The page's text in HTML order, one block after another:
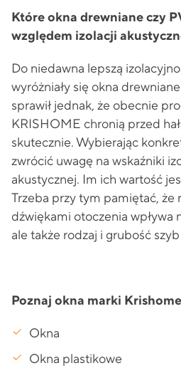
Które okna drewniane czy
względem izolacji
Do niedawna lepszą
wyróżniały się okna
sprawił jednak, że obecnie
KRISHOME chronią przed
skutecznie. Wybierając
zwrócić uwagę na wskaźniki
akustycznej. Im ich wartość
Trzeba przy tym pamiętać, że
dźwiękami otoczenia wpływa
ale także rodzaj i grubość
Poznaj okna marki
Okna
Okna plastikowe